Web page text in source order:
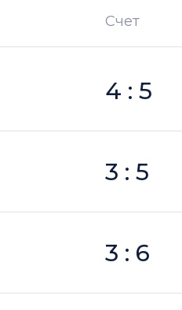
Счет
4 : 5
3 : 5
3 : 6